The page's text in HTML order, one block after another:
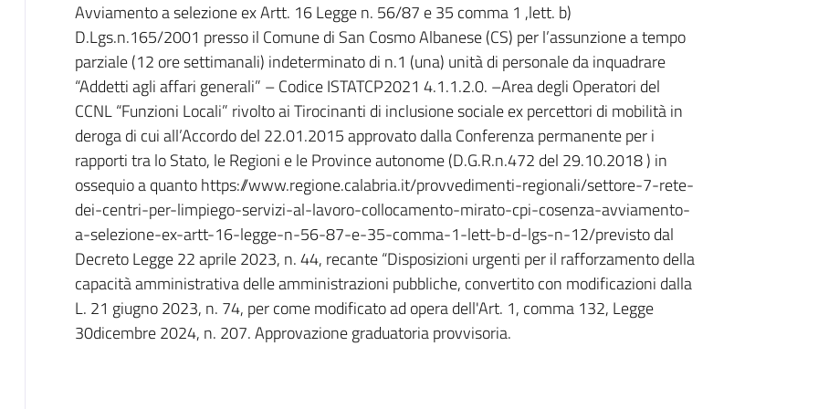
Avviamento a selezione ex Artt. 16 Legge n. 56/87 e 35 comma 1 ,lett. b)
D.Lgs.n.165/2001 presso il Comune di San Cosmo Albanese (CS) per l’assunzione a tempo
parziale (12 ore settimanali) indeterminato di n.1 (una) unità di personale da inquadrare
“Addetti agli affari generali” – Codice ISTATCP2021 4.1.1.2.0. –Area degli Operatori del
CCNL “Funzioni Locali” rivolto ai Tirocinanti di inclusione sociale ex percettori di mobilità in
deroga di cui all’Accordo del 22.01.2015 approvato dalla Conferenza permanente per i
rapporti tra lo Stato, le Regioni e le Province autonome (D.G.R.n.472 del 29.10.2018 ) in
ossequio a quanto https://www.regione.calabria.it/provvedimenti-regionali/settore-7-rete-
dei-centri-per-limpiego-servizi-al-lavoro-collocamento-mirato-cpi-cosenza-avviamento-
a-selezione-ex-artt-16-legge-n-56-87-e-35-comma-1-lett-b-d-lgs-n-12/previsto dal
Decreto Legge 22 aprile 2023, n. 44, recante “Disposizioni urgenti per il rafforzamento della
capacità amministrativa delle amministrazioni pubbliche, convertito con modificazioni dalla
L. 21 giugno 2023, n. 74, per come modificato ad opera dell'Art. 1, comma 132, Legge
30dicembre 2024, n. 207. Approvazione graduatoria provvisoria.